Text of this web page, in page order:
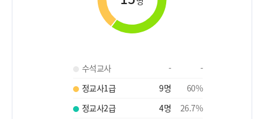
수석교사 -
-
정교사1급
9명 60%
정교사2급
4명 26.7%